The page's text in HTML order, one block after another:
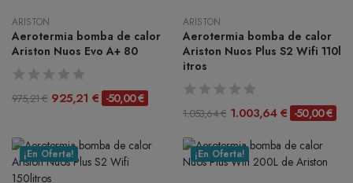
ARISTON
Aerotermia bomba de calor
Ariston Nuos Evo A+ 80
975,21 € 925,21 € -50,00 €
ARISTON
Aerotermia bomba de calor
Ariston Nuos Plus S2 Wifi 110l
itros
1.053,64 € 1.003,64 € -50,00 €
¡En Oferta! ¡En Oferta!